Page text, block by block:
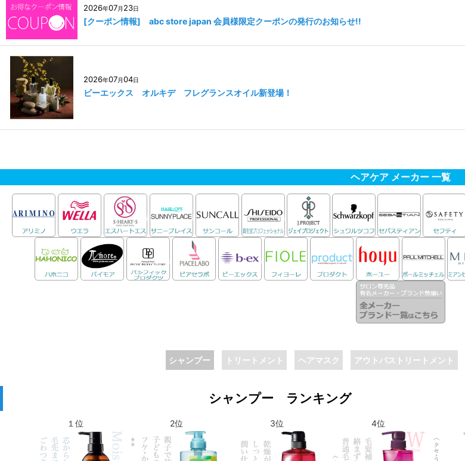
2026年07月 23日
[クーポン情報] abc store japan 会員様限定クーポンの発行のお知らせ!!
2026年07月04日
ビーエックス オルキデ フレグランスオイル新登場！
ヘアケア メーカー 一覧
シャンプー トリートメント ヘアマスク アウトバストリートメント
シャンプー ランキング
１位 2位 3位 4位